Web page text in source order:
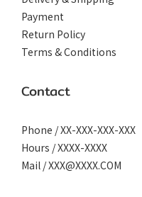
Payment
Return Policy
Terms & Conditions
Contact
Phone / XX-XXX-XXX-XXX
Hours / XXXX-XXXX
Mail / XXX@XXXX.COM